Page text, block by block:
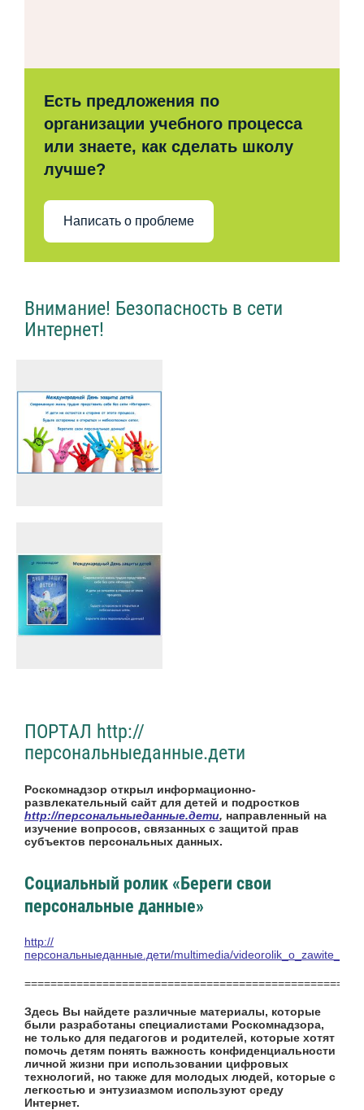
Есть предложения по
организации учебного процесса
или знаете, как сделать школу
лучше?
Написать о проблеме
Внимание! Безопасность в сети
Интернет!
ПОРТАЛ http://
персональныеданные.дети
Роскомнадзор открыл информационно-
развлекательный сайт для детей и подростков
http://персональныеданные.дети, направленный на
изучение вопросов, связанных с защитой прав
субъектов персональных данных.
Социальный ролик «Береги свои
персональные данные»
http://
персональныеданные.дети/multimedia/
Здесь Вы найдете различные материалы, которые
были разработаны специалистами Роскомнадзора,
не только для педагогов и родителей, которые хотят
помочь детям понять важность конфиденциальности
личной жизни при использовании цифровых
технологий, но также для молодых людей, которые с
легкостью и энтузиазмом используют среду
Интернет.